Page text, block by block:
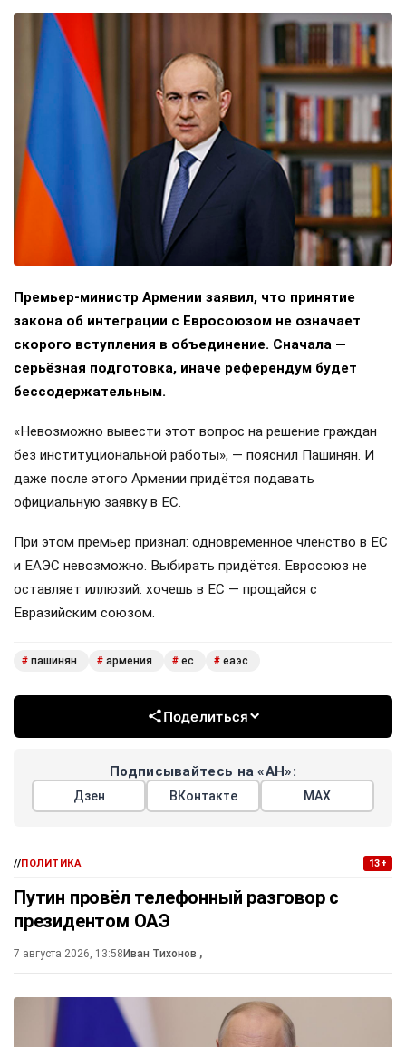
Премьер-министр Армении заявил, что принятие
закона об интеграции с Евросоюзом не означает
скорого вступления в объединение. Сначала —
серьёзная подготовка, иначе референдум будет
бессодержательным.
«Невозможно вывести этот вопрос на решение граждан
без институциональной работы», — пояснил Пашинян. И
даже после этого Армении придётся подавать
официальную заявку в ЕС.
При этом премьер признал: одновременное членство в ЕС
и ЕАЭС невозможно. Выбирать придётся. Евросоюз не
оставляет иллюзий: хочешь в ЕС — прощайся с
Евразийским союзом.
# пашинян # армения # ес # еаэс
Поделиться
Подписывайтесь на «АН»:
Дзен ВКонтакте МАХ
//ПОЛИТИКА 13+
Путин провёл телефонный разговор с
президентом ОАЭ
7 августа 2026, 13:58Иван Тихонов ,